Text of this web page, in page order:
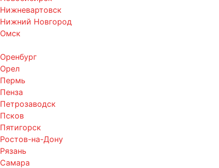
Нижневартовск
Нижний Новгород
Омск
Оренбург
Орел
Пермь
Пенза
Петрозаводск
Псков
Пятигорск
Ростов-на-Дону
Рязань
Самара